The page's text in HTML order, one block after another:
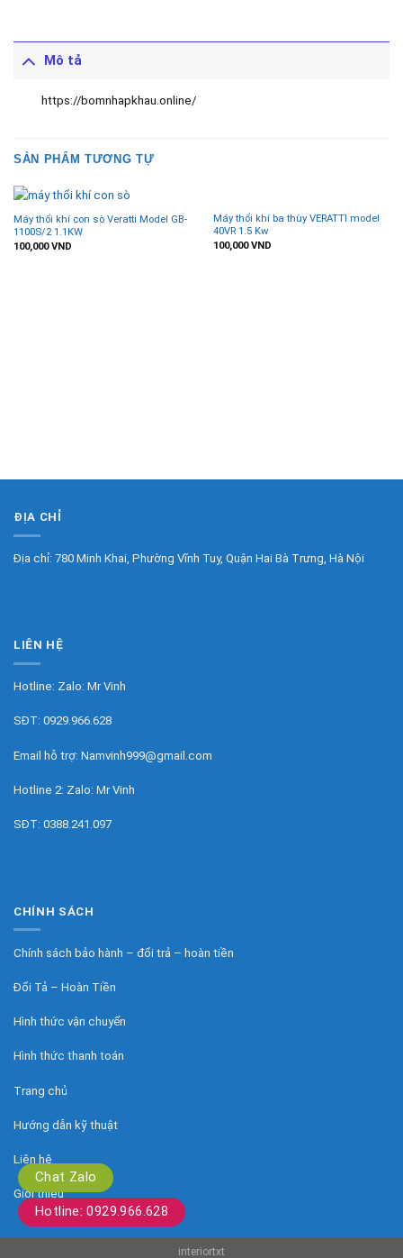
Mô tả
https://bomnhapkhau.online/
SẢN PHẨM TƯƠNG TỰ
Máy thổi khí con sò Veratti Model GB-
1100S/2 1.1KW
100,000VND
Máy thổi khí ba thùy VERATTI model
40VR 1.5 Kw
100,000VND
Chat Zalo
Hotline: 0929.966.628
ĐỊA CHỈ
Địa chỉ: 780 Minh Khai, Phường Vĩnh Tuy, Quận Hai Bà Trưng, Hà Nội
LIÊN HỆ
Hotline: Zalo: Mr Vinh
SĐT: 0929.966.628
Email hỗ trợ: Namvinh999@gmail.com
Hotline 2: Zalo: Mr Vinh
SĐT: 0388.241.097
CHÍNH SÁCH
Chính sách bảo hành – đổi trả – hoàn tiền
Đổi Tả – Hoàn Tiền
Hình thức vận chuyển
Hình thức thanh toán
Trang chủ
Hướng dẫn kỹ thuật
Liên hệ
Giới thiệu
interiortxt